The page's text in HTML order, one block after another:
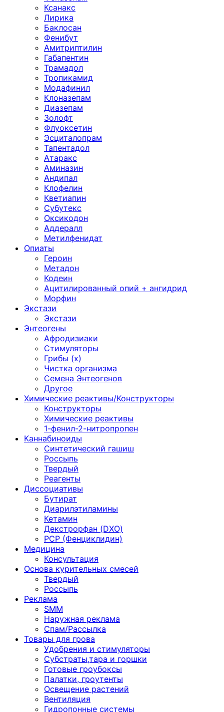
Ксанакс
Лирика
Баклосан
Фенибут
Амитриптилин
Габапентин
Трамадол
Тропикамид
Модафинил
Клоназепам
Диазепам
Золофт
Флуоксетин
Эсциталопрам
Тапентадол
Атаракс
Аминазин
Андипал
Клофелин
Кветиапин
Субутекс
Оксикодон
Аддералл
Метилфенидат
Опиаты
Героин
Метадон
Кодеин
Ацитилированный опий + ангидрид
Морфин
Экстази
Экстази
Энтеогены
Афродизиаки
Стимуляторы
Грибы (х)
Чистка организма
Семена Энтеогенов
Другое
Химические реактивы/Конструкторы
Конструкторы
Химические реактивы
1-фенил-2-нитропропен
Каннабиноиды
Синтетический гашиш
Россыпь
Твердый
Реагенты
Диссоциативы
Бутират
Диарилэтиламины
Кетамин
Декстрорфан (DXO)
PCP (Фенциклидин)
Медицина
Консультация
Основа курительных смесей
Твердый
Россыпь
Реклама
SMM
Наружная реклама
Спам/Рассылка
Товары для грова
Удобрения и стимуляторы
Субстраты,тара и горшки
Готовые гроубоксы
Палатки, гроутенты
Освещение растений
Вентиляция
Гидропонные системы